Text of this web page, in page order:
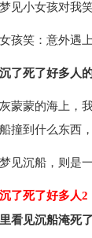
见小女孩对我
孩笑：意外遇
了死了好多人
蒙蒙的海上，
撞到什么东西
见沉船，则是
死了好多人2
看见沉船淹死